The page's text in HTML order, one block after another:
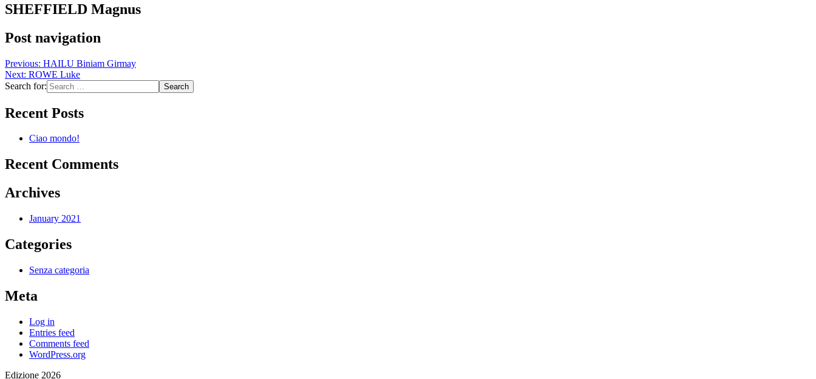
SHEFFIELD Magnus
Post navigation
Previous: HAILU Biniam Girmay
Next: ROWE Luke
Search for:
Recent Posts
Ciao mondo!
Recent Comments
Archives
January 2021
Categories
Senza categoria
Meta
Log in
Entries feed
Comments feed
WordPress.org
Edizione 2026